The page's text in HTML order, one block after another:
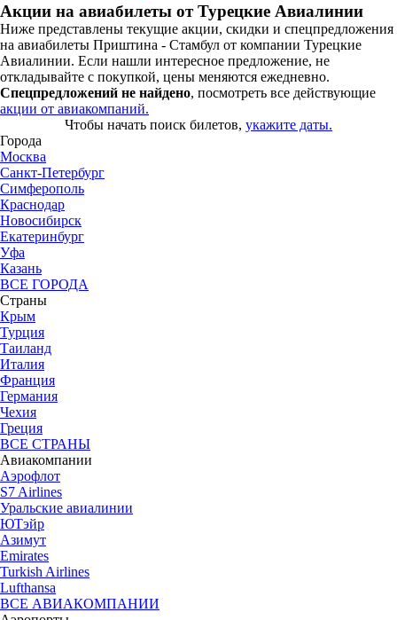
Акции на авиабилеты от Турецкие Авиалинии
Ниже представлены текущие акции, скидки и спецпредложения
на авиабилеты Приштина - Стамбул от компании Турецкие
Авиалинии. Если нашли интересное предложение, не
откладывайте с покупкой, цены меняются ежедневно.
Спецпредложений не найдено, посмотреть все действующие
акции от авиакомпаний.
Чтобы начать поиск билетов, укажите даты.
Города
Москва
Санкт-Петербург
Симферополь
Краснодар
Новосибирск
Екатеринбург
Уфа
Казань
ВСЕ ГОРОДА
Страны
Крым
Турция
Таиланд
Италия
Франция
Германия
Чехия
Греция
ВСЕ СТРАНЫ
Авиакомпании
Аэрофлот
S7 Airlines
Уральские авиалинии
ЮТэйр
Азимут
Emirates
Turkish Airlines
Lufthansa
ВСЕ АВИАКОМПАНИИ